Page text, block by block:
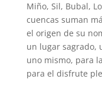
Miño, Sil, Bubal,
cuencas suman
el origen de su
un lugar sagrado,
uno mismo, para
para el disfrute